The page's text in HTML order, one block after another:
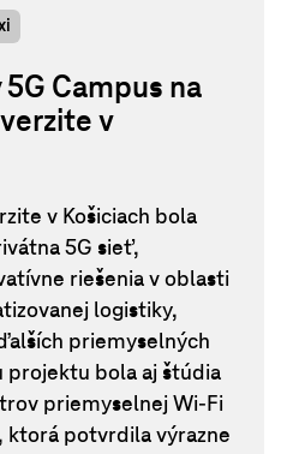
Campus na
v
v Košiciach bola
5G sieť,
riešenia v oblasti
logistiky,
priemyselných
projektu bola aj štúdia
priemyselnej Wi-Fi
ktorá potvrdila výrazne